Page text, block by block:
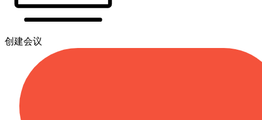
创建会议